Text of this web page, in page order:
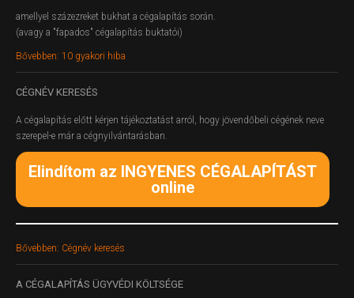
amellyel százezreket bukhat a cégalapítás során.
(avagy a "fapados" cégalapítás buktatói)
Bővebben: 10 gyakori hiba
CÉGNÉV KERESÉS
A cégalapítás előtt kérjen tájékoztatást arról, hogy jövendőbeli cégének neve
szerepel-e már a cégnyilvántarásban.
Elindítom az INGYENES CÉGALAPÍTÁST
online
Bővebben: Cégnév keresés
A CÉGALAPÍTÁS ÜGYVÉDI KÖLTSÉGE